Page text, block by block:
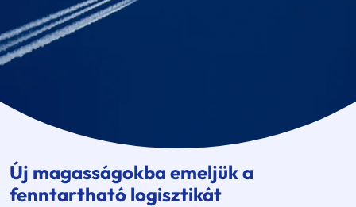
Új magasságokba emeljük a
fenntartható logisztikát